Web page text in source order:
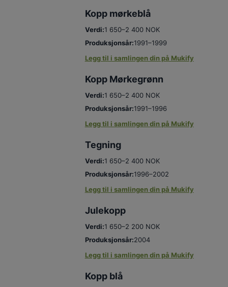
Kopp mørkeblå
Verdi:1 650–2 400 NOK
Produksjonsår:1991–1999
Legg til i samlingen din på Mukify
Kopp Mørkegrønn
Verdi:1 650–2 400 NOK
Produksjonsår:1991–1996
Legg til i samlingen din på Mukify
Tegning
Verdi:1 650–2 400 NOK
Produksjonsår:1996–2002
Legg til i samlingen din på Mukify
Julekopp
Verdi:1 650–2 200 NOK
Produksjonsår:2004
Legg til i samlingen din på Mukify
Kopp blå